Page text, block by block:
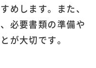
めします。また、
必要書類の準備や
が大切です。